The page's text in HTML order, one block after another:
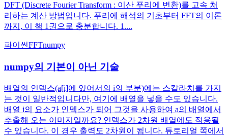
DFT (Discrete Fourier Transform : 이산 푸리에 변환)를 고속 처
리하는 계산 방법입니다. 푸리에 해석의 기초부터 FFT의 이론
까지, 이 책 1권으로 충분합니다. 1....
파이썬FFTnumpy
numpy의 기본이 아닌 기술
배열의 인덱스(a[i]에 있어서의 i의 부분)에는 스칼라치를 가지
는 것이 일반적입니다만, 여기에 배열을 넣을 수도 있습니다.
배열 i의 요소가 인덱스가 되어 그것을 사용하여 a의 배열에서
추출해 오는 이미지일까요? 인덱스가 2차원 배열에도 적용될
수 있습니다. 이 경우 출력도 2차원이 됩니다. 튜토리얼 쪽에서